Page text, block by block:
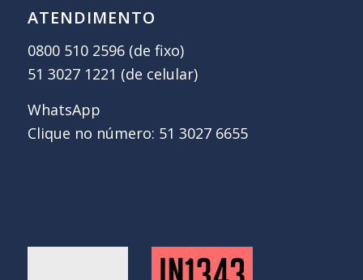
ATENDIMENTO
0800 510 2596 (de fixo)
51 3027 1221 (de celular)
WhatsApp
Clique no número: 51 3027 6655